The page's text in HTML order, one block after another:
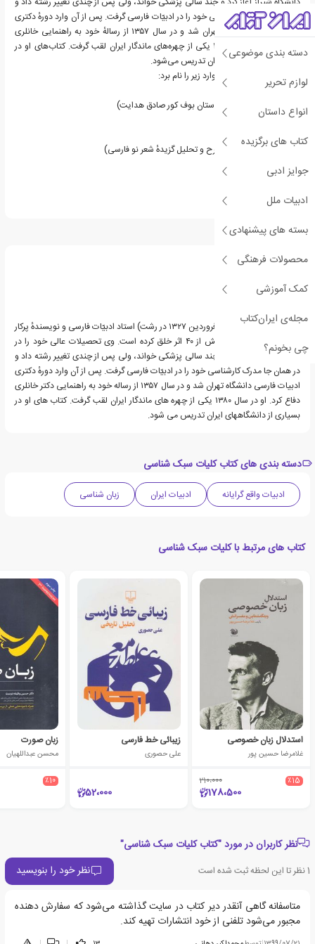
دسته بندی موضوعی
لوازم تحریر
انواع داستان
کتاب های برگزیده
جوایز ادبی
ادبیات ملل
بسته های پیشنهادی
محصولات فرهنگی
کمک آموزشی
مجله‌ی ایران‌کتاب
چی بخونم؟
در همان‌جا مدرک کارشناسی خود را در ادبیّات فارسی گرفت. پس از آن وارد دورهٔ دکتری
ادبیات فارسی دانشگاه تهران شد و در سال ۱۳۵۷ از رسالهٔ خود به راهنمایی خانلری
دفاع کرد. او در سال ۱۳۸۰ یکی از چهره‌های ماندگار ایران لقب گرفت. کتاب‌های او در
بسیاری از دانشگاه‌های ایران تدریس می‌شود.
از آثار پرشمار او می‌توان موارد زیر را نام برد:
نقد ادبی
داستان یک روح (تأویل داستان بوف کور صادق هدایت)
سبک‌شناسی نثر
انواع ادبی
راهنمای ادبیات معاصر (شرح و تحلیل گزیدهٔ شعر نو فارسی)
نگاهی به فروغ فرخزاد
کلّیّات سبک‌شناسی
سبک‌شناسی شعر
درباره سیروس شمیسا
سیروس شمیسا (زادهٔ ۲۹ فروردین ۱۳۲۷ در رشت) استاد ادبیّات فارسی و نویسندهٔ پرکار
ایرانی است که تاکنون بیش از ۴۰ اثر خلق کرده است. وی تحصیلات عالی خود را در
دانشگاه شیراز آغاز کرد و چند سالی پزشکی خواند، ولی پس از چندی تغییر رشته داد و
در همان جا مدرک کارشناسی خود را در ادبیّات فارسی گرفت. پس از آن وارد دورهٔ دکتری
ادبیات فارسی دانشگاه تهران شد و در سال ۱۳۵۷ از رساله خود به راهنمایی دکتر خانلری
دفاع کرد. او در سال ۱۳۸۰ یکی از چهره های ماندگار ایران لقب گرفت. کتاب های او در
بسیاری از دانشگاههای ایران تدریس می شود.
دسته بندی های کتاب کلیات سبک شناسی
ادبیات واقع گرایانه ادبیات ایران زبان شناسی
کتاب های مرتبط با کلیات سبک شناسی
استدلال زبان خصوصی
غلامرضا حسین پور
٪15 210،000
178،500
زیبائی خط فارسی
علی حصوری
52،000
زبان صورت
محسن عبداللهیان
٪10
نظر کاربران در مورد "کتاب کلیات سبک شناسی"
1نظر تا این لحظه ثبت شده است نظر خود را بنویسید
متاسفانه گاهی آنقدر دیر کتاب در سایت گذاشته می‌شود که سفارش دهنده
مجبور می‌شود تلفنی از خود انتشارات تهیه کند.